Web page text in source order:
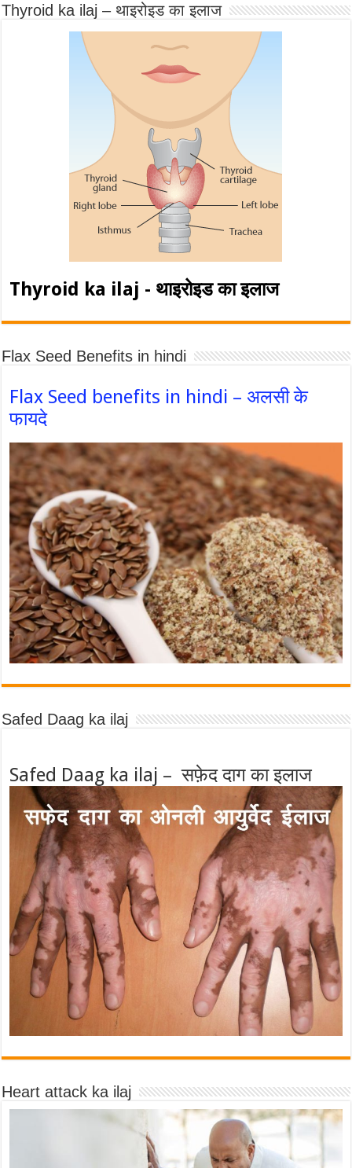
Thyroid ka ilaj – थाइरोइड का इलाज
Thyroid ka ilaj - थाइरोइड का इलाज
Flax Seed Benefits in hindi
Flax Seed benefits in hindi – अलसी के
फायदे
Safed Daag ka ilaj
Safed Daag ka ilaj – सफ़ेद दाग का इलाज
Heart attack ka ilaj